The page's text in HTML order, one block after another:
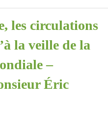
les circulations
la veille de la
–
Éric